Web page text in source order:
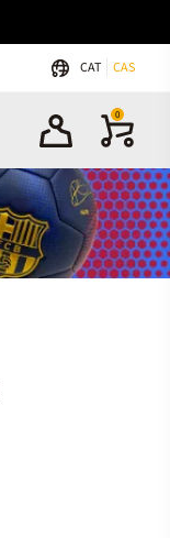
CAT CAS
0